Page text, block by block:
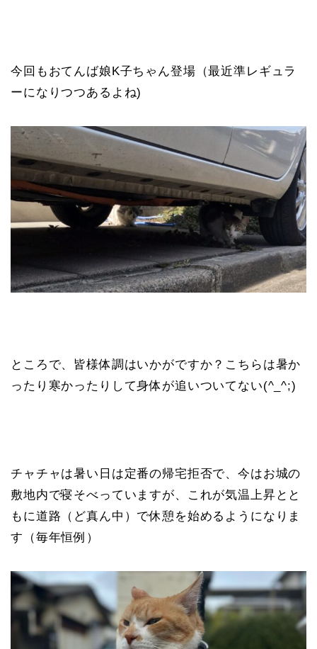
今回もおてんば娘K子ちゃん登場（最近準レギュラ
ーになりつつあるよね)
ところで、皆様体調はいかがですか？こちらは暑か
ったり寒かったりして身体が追いついてない(^_^;)
チャチャは暑い日は定番の帰宅拒否で、今はお城の
敷地内で寝そべっていますが、これが気温上昇とと
もに道路（ど真ん中）で休憩を始めるようになりま
す（毎年恒例）